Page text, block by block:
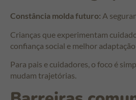
Constância molda futuro: A
Crianças que experimentam
confiança social e melhor
Para pais e cuidadores, o foco é
mudam trajetórias.